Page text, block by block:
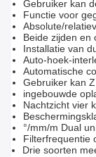
Gebruiker kan
Functie voor
Absolute/
Beide zijden en
Installatie van
Auto-hoek-
Automatische
Gebruiker kan
ingebouwde
Nachtzicht vier
°/mm/m Dual
Filterfrequentie
Drie soorten